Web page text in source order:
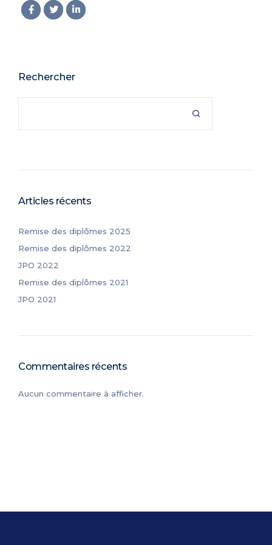
Rechercher

Articles récents
Remise des diplômes 2025
Remise des diplômes 2022
JPO 2022
Remise des diplômes 2021
JPO 2021
Commentaires récents
Aucun commentaire à afficher.